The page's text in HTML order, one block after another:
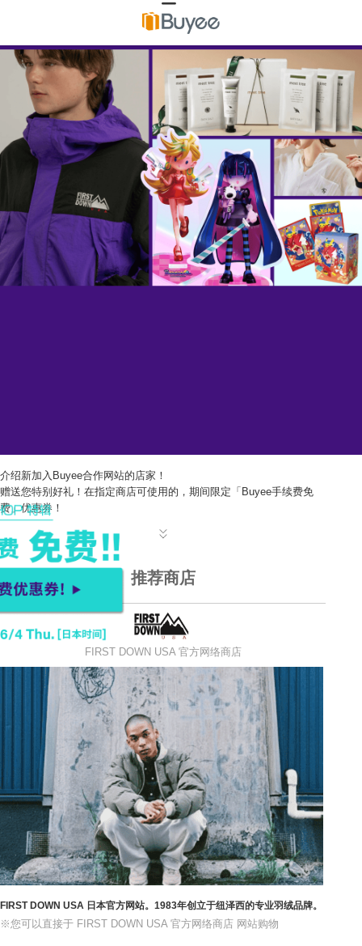
介绍新加入Buyee合作网站的店家！
赠送您特别好礼！在指定商店可使用的，期间限定「Buyee手续费免
费」优惠券！
推荐商店
FIRST DOWN USA 官方网络商店
FIRST DOWN USA 日本官方网站。1983年创立于纽泽西的专业羽绒品牌。
※您可以直接于 FIRST DOWN USA 官方网络商店 网站购物